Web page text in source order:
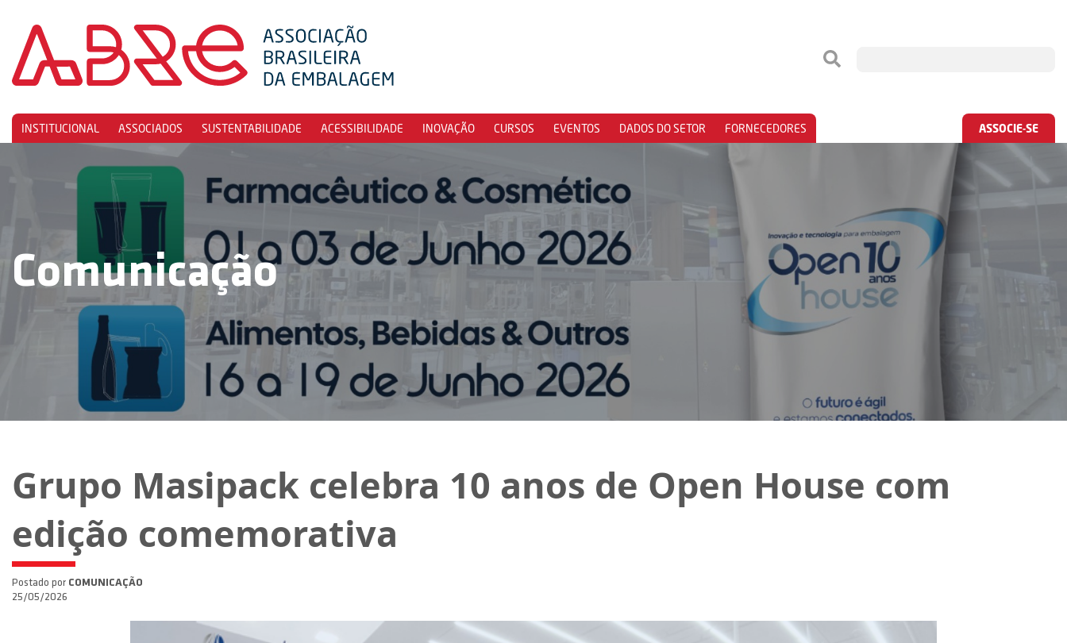
INSTITUCIONAL ASSOCIADOS SUSTENTABILIDADE ACESSIBILIDADE INOVAÇÃO CURSOS EVENTOS DADOS DO SETOR FORNECEDORES ASSOCIE-SE
Comunicação
Grupo Masipack celebra 10 anos de Open House com
edição comemorativa
Postado por COMUNICAÇÃO
25/05/2026